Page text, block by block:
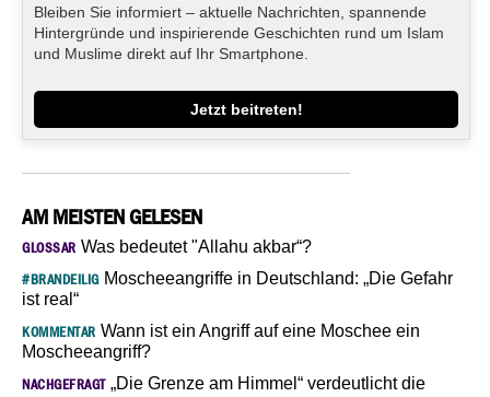
Bleiben Sie informiert – aktuelle Nachrichten, spannende
Hintergründe und inspirierende Geschichten rund um Islam
und Muslime direkt auf Ihr Smartphone.
Jetzt beitreten!
AM MEISTEN GELESEN
GLOSSAR Was bedeutet "Allahu akbar“?
#BRANDEILIGMoscheeangriffe in Deutschland: „Die Gefahr
ist real“
KOMMENTAR Wann ist ein Angriff auf eine Moschee ein
Moscheeangriff?
NACHGEFRAGT„Die Grenze am Himmel“ verdeutlicht die